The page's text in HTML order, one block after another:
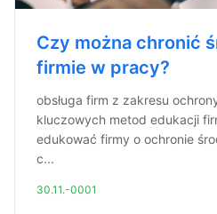
Czy można chronić
firmie w pracy?
obsługa firm z zakresu
kluczowych metod edukacji
edukować firmy o ochronie
c...
30.11.-0001